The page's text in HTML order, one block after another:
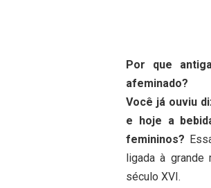
Por que
afeminado?
Você já ouviu
e hoje a
femininos?
ligada à grande
século XVI.